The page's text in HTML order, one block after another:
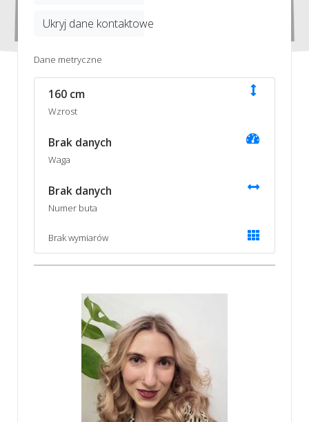
Ukryj dane kontaktowe
Dane metryczne
160 cm
Wzrost
Brak danych
Waga
Brak danych
Numer buta
Brak wymiarów